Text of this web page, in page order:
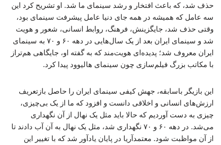
حذف شد، که باعث افتخار و رشد سینمای ما شد. او تشریح کرد این
سه عامل که همیشه در همه جای دنیا عامل پیشرفت سینمای بود،
وقتی حذف شد، جایگزینش، فرهنگ، روابط انسانی، شعور و هویت
شد و سینمای ایران بعد از یک سال‌هایی در دهه ۶۰ و ۷۰ به سینمای
ایران معروف شد؛ پدیده‌ای هویت‌مند که به گفته او، جایگاهی هم‌تراز
با مکاتب بزرگ فیلم‌سازی چون سینمای هالیوود پیدا کرد.
این بازیگر باسابقه، جهش کیفی سینمای ایران را حاصل بازتعریف
ارزش‌های انسانی و اخلاقی دانست و افزود که ما از یک بی‌چیزی،
چیزی به دست آوردیم که حالا باید مثل یک نهال از آن نگهداری
می‌شد. در دهه ۶۰ و ۷۰ نگهداری شد، مثل یک نهال به آن آب دادند تا
از آن مواظبت شود. معتمدآریا در پایان یادآور شد که با تغییر این